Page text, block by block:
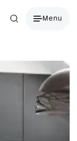
Menu